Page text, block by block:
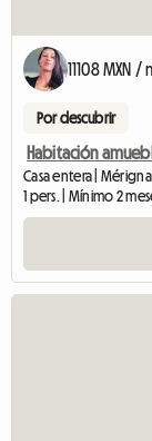
11108 MXN /
Por descubrir
Habitación
Casa entera |
1 pers. | Mínimo 2